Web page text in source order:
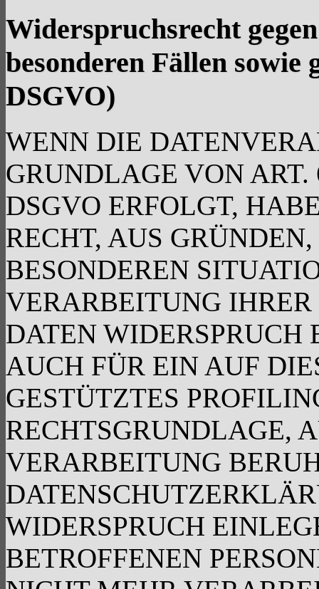
Widerspruchsrecht
besonderen Fällen
DSGVO)
WENN DIE
GRUNDLAGE VON
DSGVO ERFOLGT,
RECHT, AUS
BESONDEREN
VERARBEITUNG IHRER
DATEN WIDERSPRUCH
AUCH FÜR EIN AUF
GESTÜTZTES
RECHTSGRUNDLAGE,
VERARBEITUNG
WIDERSPRUCH
BETROFFENEN